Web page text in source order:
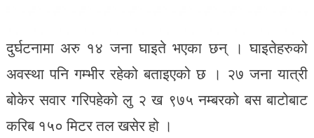
दुर्घटनामा अरु १४ जना घाइते भएका छन् । घाइतेहरुको
अवस्था पनि गम्भीर रहेको बताइएको छ । २७ जना यात्री
बोकेर सवार गरिपहेको लु २ ख ९७५ नम्बरको बस बाटोबाट
करिब १५० मिटर तल खसेर हो ।